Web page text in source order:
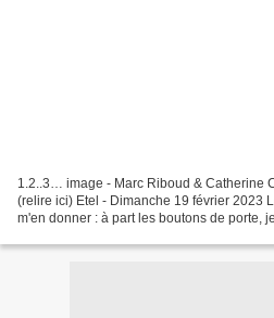
1.2..3… image - Marc Riboud & Catherine
(relire ici) Etel - Dimanche 19 février 2023
m'en donner : à part les boutons de porte,